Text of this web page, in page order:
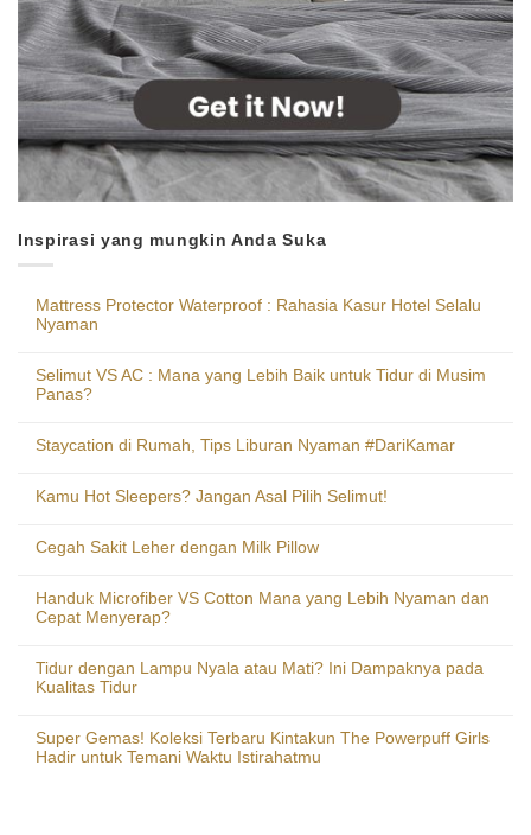
Inspirasi yang mungkin Anda Suka
Mattress Protector Waterproof : Rahasia Kasur Hotel Selalu
Nyaman
Selimut VS AC : Mana yang Lebih Baik untuk Tidur di Musim
Panas?
Staycation di Rumah, Tips Liburan Nyaman #DariKamar
Kamu Hot Sleepers? Jangan Asal Pilih Selimut!
Cegah Sakit Leher dengan Milk Pillow
Handuk Microfiber VS Cotton Mana yang Lebih Nyaman dan
Cepat Menyerap?
Tidur dengan Lampu Nyala atau Mati? Ini Dampaknya pada
Kualitas Tidur
Super Gemas! Koleksi Terbaru Kintakun The Powerpuff Girls
Hadir untuk Temani Waktu Istirahatmu